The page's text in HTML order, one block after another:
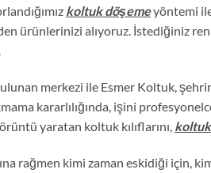
koltuk döşemeyöntemi
ürünlerinizi alıyoruz. İstediğiniz
merkezi ile Esmer Koltuk,
kararlılığında, işini
yaratan koltuk kılıflarını,
rağmen kimi zaman eskidiği için,